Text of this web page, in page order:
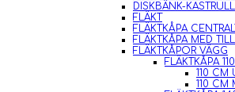
DISKBÄNK-KASTRULL
FLÄKT
FLÄKTKÅPA
FLÄKTKÅPA MED
FLÄKTKÅPOR VÄGG
FLÄKTKÅPA
110 CM
110 CM